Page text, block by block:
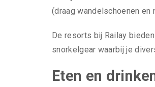
(draag wandelschoenen
De resorts bij Railay
snorkelgear waarbij je
Eten en